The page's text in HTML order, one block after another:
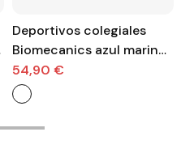
Deportivos colegiales
Biomecanics azul marino
con velcro y puntera
reforzada
54,90 €